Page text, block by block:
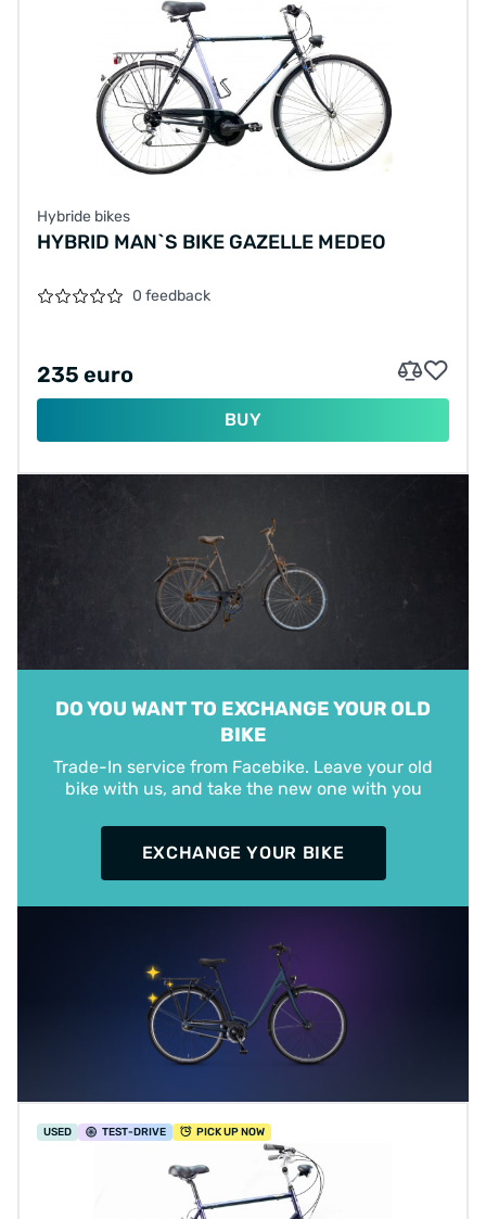
Hybride bikes
HYBRID MAN`S BIKE GAZELLE MEDEO
0 feedback
235 euro
BUY
DO YOU WANT TO EXCHANGE YOUR OLD
BIKE
Trade-In service from Facebike. Leave your old
bike with us, and take the new one with you
EXCHANGE YOUR BIKE
USED TEST-DRIVE PICK UP NOW